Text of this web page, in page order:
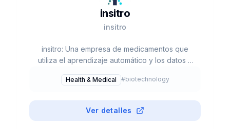
insitro
insitro
insitro: Una empresa de medicamentos que
utiliza el aprendizaje automático y los datos a
desbloquear nuevos medicamentos.
Health & Medical #biotechnology
Ver detalles